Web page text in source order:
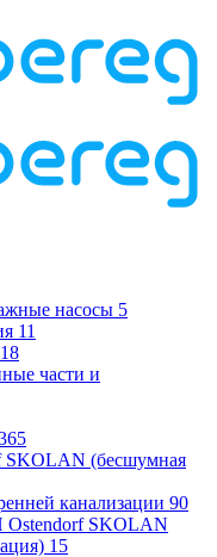
насосы 5
11
18
части и
(бесшумная
канализации 90
SKOLAN
15